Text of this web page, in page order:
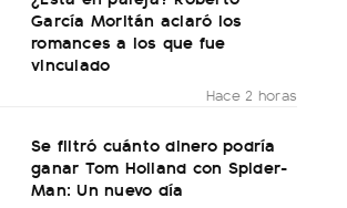
García Moritán aclaró los
romances a los que fue
vinculado
Hace 2 horas
Se filtró cuánto dinero podría
ganar Tom Holland con Spider-
Man: Un nuevo día